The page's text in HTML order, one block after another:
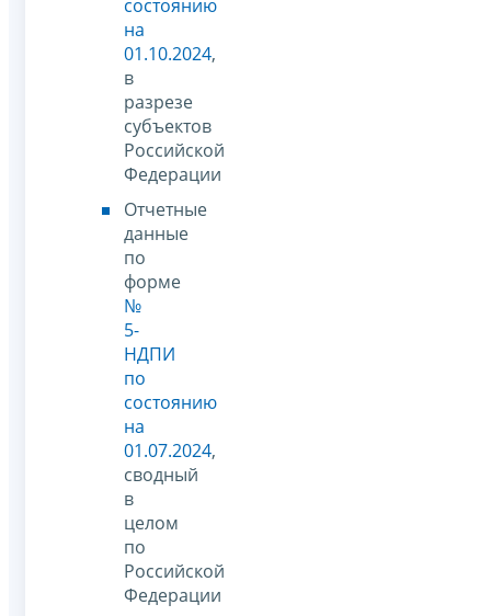
состоянию
на
01.10.2024,
в
разрезе
субъектов
Российской
Федерации
Отчетные
данные
по
форме
№
5-
НДПИ
по
состоянию
на
01.07.2024,
сводный
в
целом
по
Российской
Федерации